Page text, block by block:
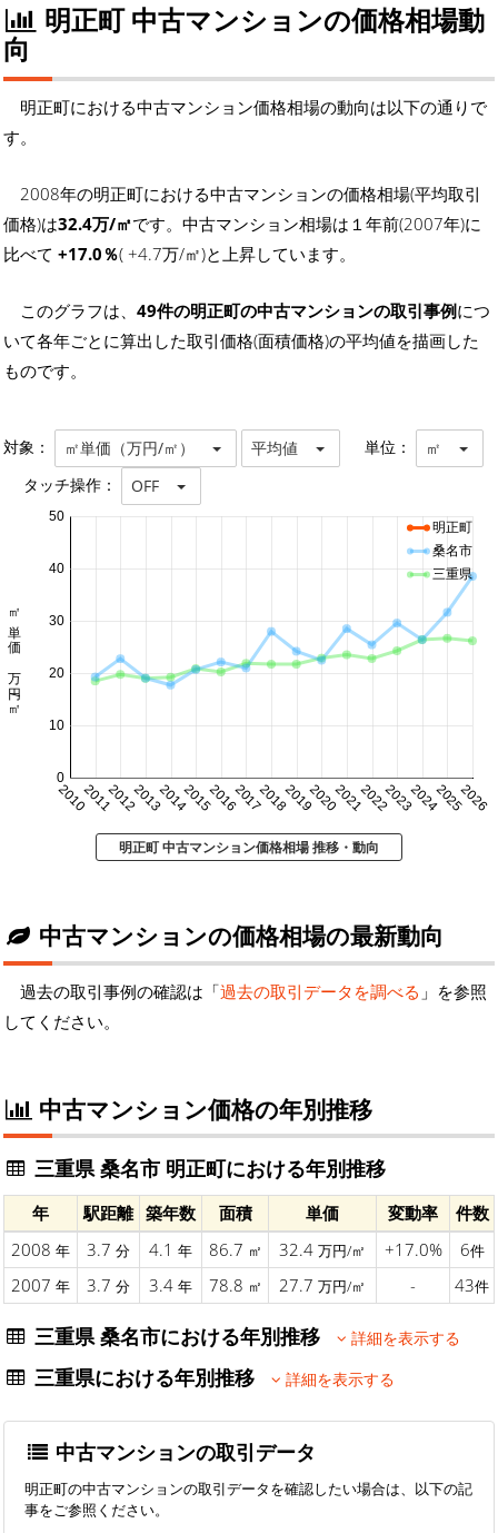
明正町 中古マンションの価格相場動
向
明正町における中古マンション価格相場の動向は以下の通りで
す。
2008年の明正町における中古マンションの価格相場(平均取引
価格)は32.4万/㎡です。中古マンション相場は１年前(2007年)に
比べて +17.0％( +4.7万/㎡)と上昇しています。
このグラフは、 49件の明正町の中古マンションの取引事例につ
いて各年ごとに算出した取引価格(面積価格)の平均値を描画した
ものです。
対象： ㎡単価（万円/㎡） 平均値 単位： ㎡
タッチ操作： OFF
20102011201220132014201520162017201820192020202120222023202420252026
0
10
20
30
40
50
㎡単価 万円/㎡
明正町
桑名市
三重県
明正町 中古マンション価格相場 推移・動向
中古マンションの価格相場の最新動向
過去の取引事例の確認は「過去の取引データを調べる 」を参照
してください。
中古マンション価格の年別推移
三重県 桑名市 明正町における年別推移
年 駅距離 築年数 面積 単価 変動率
件数
2008 年 3.7 分 4.1 年 86.7 ㎡ 32.4 万円/㎡ +17.0% 6件
2007 年 3.7 分 3.4 年 78.8 ㎡ 27.7 万円/㎡ - 43件
三重県 桑名市における年別推移 詳細を表示する
三重県における年別推移 詳細を表示する
中古マンションの取引データ
明正町の中古マンションの取引データを確認したい場合は、以下の記
事をご参照ください。